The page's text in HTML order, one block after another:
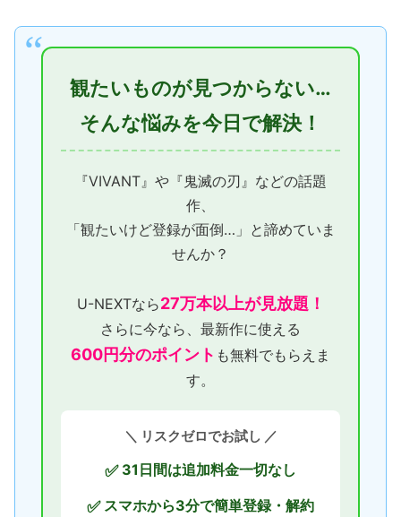
観たいものが見つからない…
そんな悩みを今日で解決！
『VIVANT』や『鬼滅の刃』などの話題
作、
「観たいけど登録が面倒…」と諦めていま
せんか？
U-NEXTなら27万本以上が見放題！
さらに今なら、最新作に使える
600円分のポイント も無料でもらえま
す。
＼ リスクゼロでお試し ／
✅31日間は追加料金一切なし
✅スマホから3分で簡単登録・解約